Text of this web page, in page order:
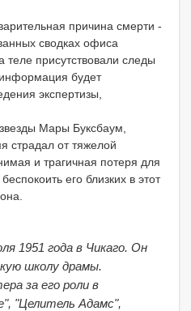
причина смерти -
сводках офиса
теле присутствовали следы
будет
экспертизы,
Мары Буксбаум,
страдал от тяжелой
и трагичная потеря для
его близких в этот
1951 года в Чикаго. Он
школу драмы.
за его роли в
"Целитель Адамс",